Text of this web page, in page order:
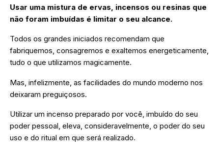
Usar uma mistura de ervas, incensos ou resinas que
não foram imbuídas é limitar o seu alcance.
Todos os grandes iniciados recomendam que
fabriquemos, consagremos e exaltemos energeticamente,
tudo o que utilizamos magicamente.
Mas, infelizmente, as facilidades do mundo moderno nos
deixaram preguiçosos.
Utilizar um incenso preparado por você, imbuído do seu
poder pessoal, eleva, consideravelmente, o poder do seu
uso e do ritual em que será realizado.